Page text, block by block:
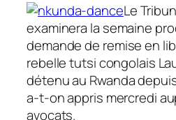
Le
examinera la semaine
demande de remise en
rebelle tutsi congolais
détenu au Rwanda
a-t-on appris mercredi
avocats.